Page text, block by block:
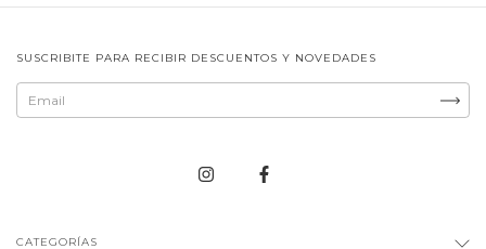
SUSCRIBITE PARA RECIBIR DESCUENTOS Y NOVEDADES
CATEGORÍAS